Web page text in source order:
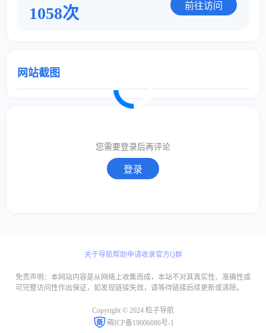
1058次 前往访问
网站截图
您需要登录后再评论
登录
关于导航帮助申请收录官方Q群
免责声明：本网站内容是从网络上收集而成，本站不对其真实性、准确性或
可完整访问性作出保证，如发现链接失效，请等待链接后续更新或清除。
Copyright © 2024 粒子导航
萌ICP备19006086号-1
取消 回复